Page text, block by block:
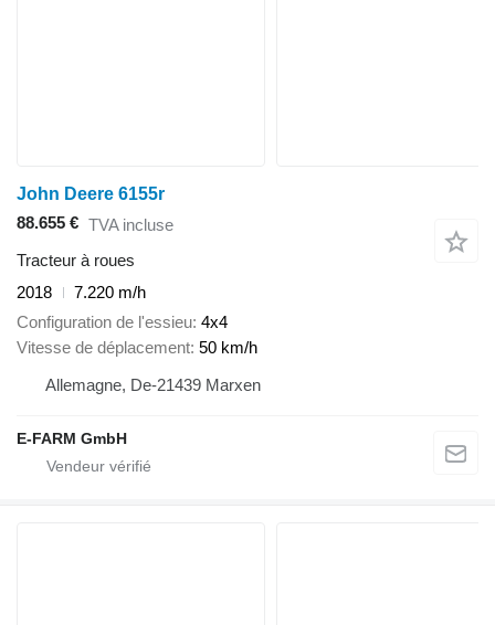
John Deere 6155r
88.655 € TVA incluse
Tracteur à roues
2018
7.220 m/h
Configuration de l'essieu 4x4
Vitesse de déplacement 50 km/h
Allemagne, De-21439 Marxen
E-FARM GmbH